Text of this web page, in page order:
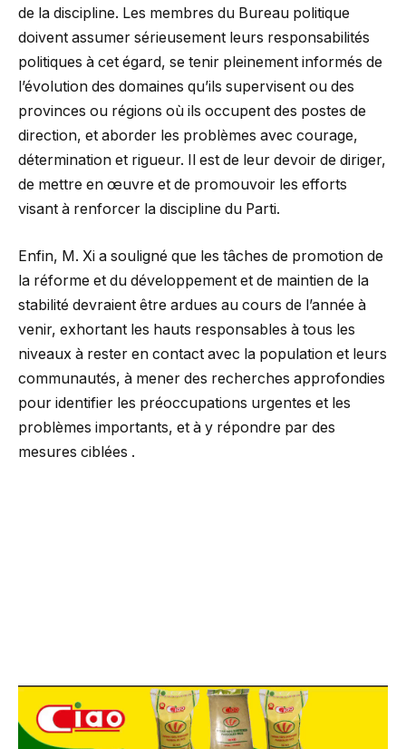
de la discipline. Les membres du Bureau politique
doivent assumer sérieusement leurs responsabilités
politiques à cet égard, se tenir pleinement informés de
l’évolution des domaines qu’ils supervisent ou des
provinces ou régions où ils occupent des postes de
direction, et aborder les problèmes avec courage,
détermination et rigueur. Il est de leur devoir de diriger,
de mettre en œuvre et de promouvoir les efforts
visant à renforcer la discipline du Parti.
Enfin, M. Xi a souligné que les tâches de promotion de
la réforme et du développement et de maintien de la
stabilité devraient être ardues au cours de l’année à
venir, exhortant les hauts responsables à tous les
niveaux à rester en contact avec la population et leurs
communautés, à mener des recherches approfondies
pour identifier les préoccupations urgentes et les
problèmes importants, et à y répondre par des
mesures ciblées .